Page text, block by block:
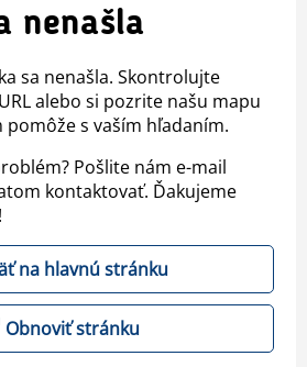
nenašla
sa nenašla. Skontrolujte
alebo si pozrite našu mapu
s vaším hľadaním.
Pošlite nám e-mail
kontaktovať. Ďakujeme
na hlavnú stránku
Obnoviť stránku